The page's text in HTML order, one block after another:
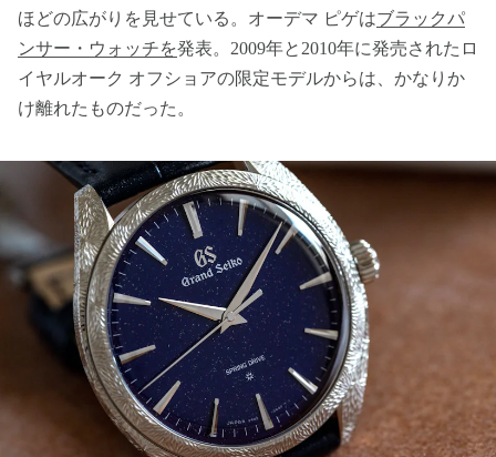
ほどの広がりを見せている。オーデマ ピゲはブラックパ
ンサー・ウォッチを発表。2009年と2010年に発売されたロ
イヤルオーク オフショアの限定モデルからは、かなりか
け離れたものだった。